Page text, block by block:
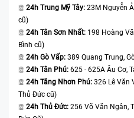
24h Trung Mỹ Tây: 23M Nguyễn
cũ)
24h Tân Sơn Nhất: 198 Hoàng
Bình cũ)
24h Gò Vấp: 389 Quang Trung,
24h Tân Phú: 625 - 625A Âu Cơ,
24h Tăng Nhơn Phú: 326 Lê Văn
Thủ Đức cũ)
24h Thủ Đức: 256 Võ Văn Ngân,